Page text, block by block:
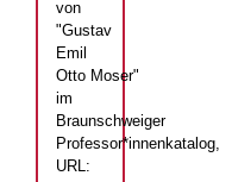
von
"Gustav
Emil
Otto Moser"
im
Braunschweiger
Professor*innenkatalog,
URL: